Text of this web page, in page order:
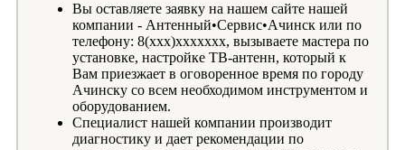
Вы оставляете заявку на нашем сайте нашей
компании - Антенный•Сервис•Ачинск или по
телефону: 8(xxx)xxxxxxx, вызываете мастера по
установке, настройке ТВ-антенн, который к
Вам приезжает в оговоренное время по городу
Ачинску со всем необходимом инструментом и
оборудованием.
Специалист нашей компании производит
диагностику и дает рекомендации по